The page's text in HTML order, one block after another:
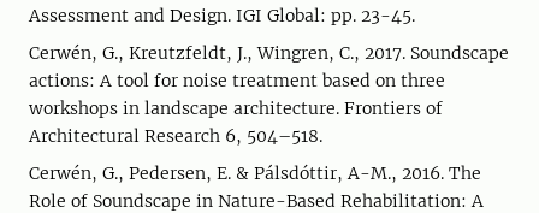
Assessment and Design. IGI Global: pp. 23-45.
Cerwén, G., Kreutzfeldt, J., Wingren, C., 2017. Soundscape
actions: A tool for noise treatment based on three
workshops in landscape architecture. Frontiers of
Architectural Research 6, 504–518.
Cerwén, G., Pedersen, E. & Pálsdóttir, A-M., 2016. The
Role of Soundscape in Nature-Based Rehabilitation: A